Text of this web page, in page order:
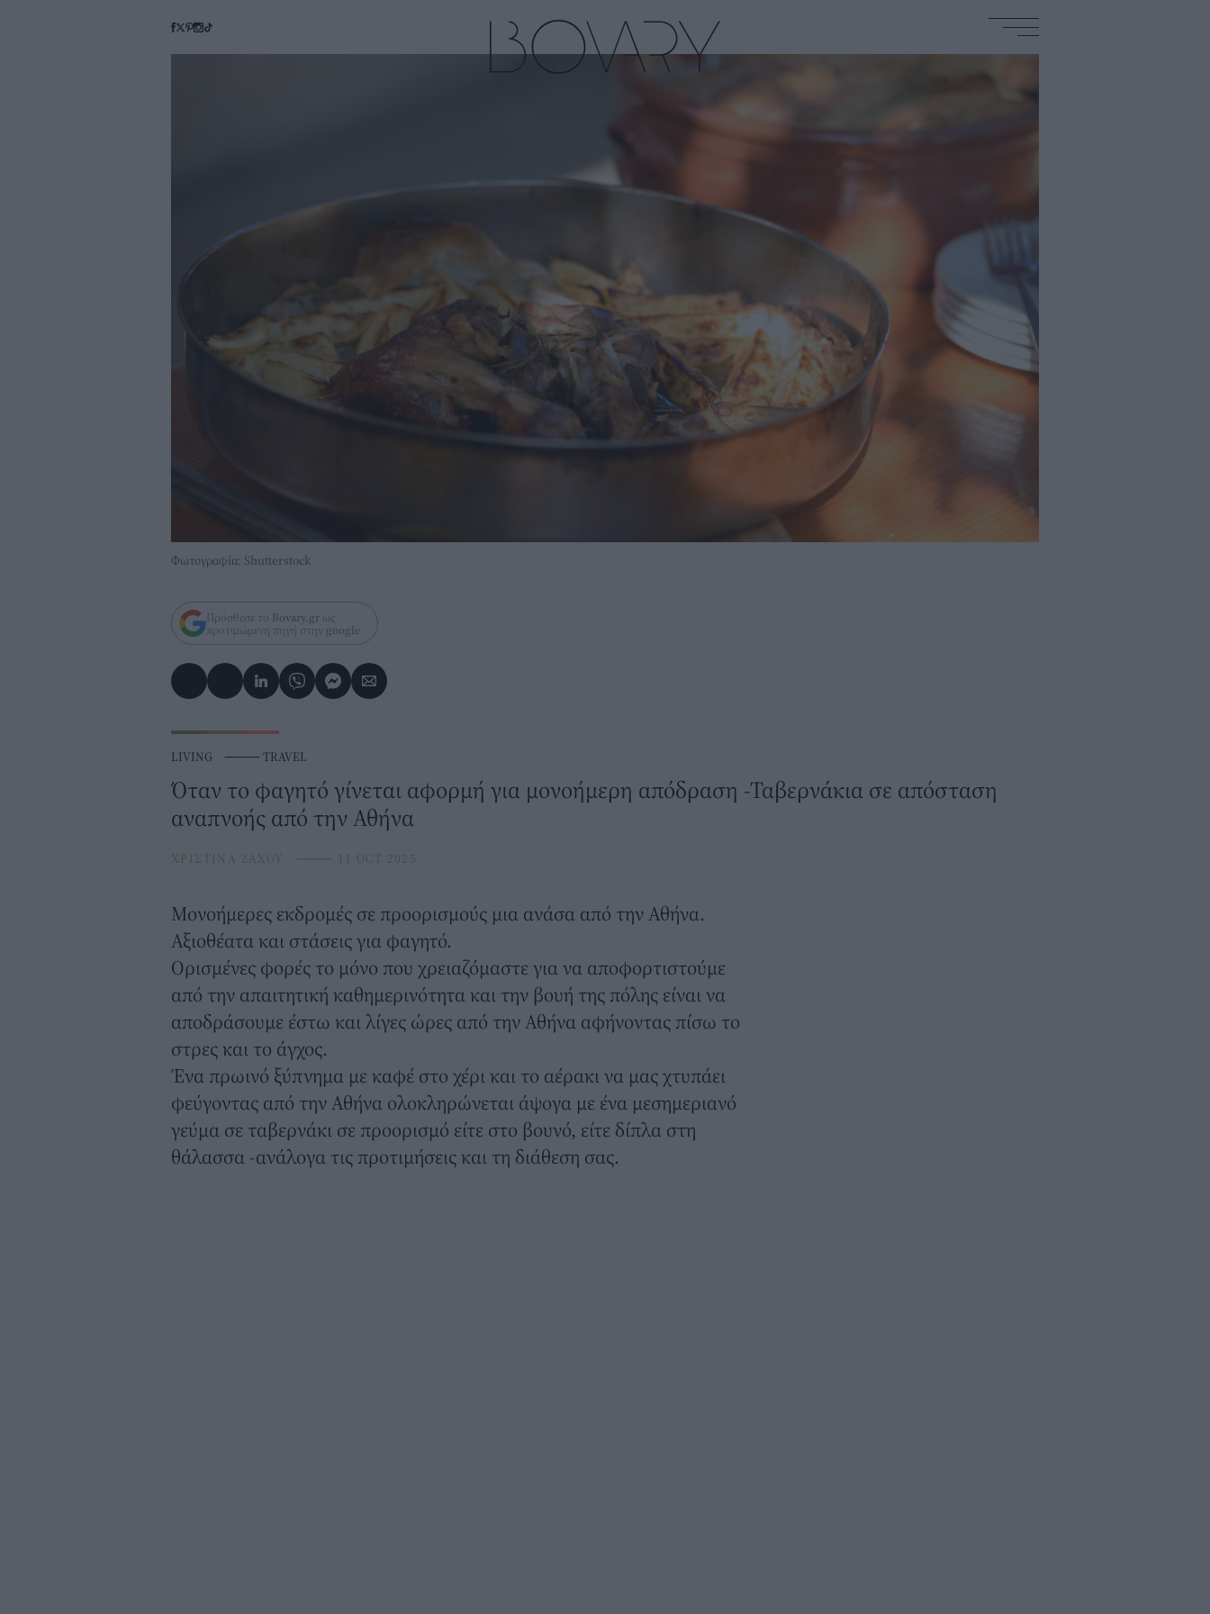
Φωτογραφία: Shutterstock
Πρόσθεσε το Bovary.gr ως
προτιμώμενη πηγή στην google
LIVING ⸻ TRAVEL
Όταν το φαγητό γίνεται αφορμή για μονοήμερη απόδραση -Ταβερνάκια σε απόσταση
αναπνοής από την Αθήνα
ΧΡΙΣΤΙΝΑ ΖΑΧΟΥ ⸻ 11 OCT 2025
Μονοήμερες εκδρομές σε προορισμούς μια ανάσα από την Αθήνα.
Αξιοθέατα και στάσεις για φαγητό.
Ορισμένες φορές το μόνο που χρειαζόμαστε για να αποφορτιστούμε
από την απαιτητική καθημερινότητα και την βουή της πόλης είναι να
αποδράσουμε έστω και λίγες ώρες από την Αθήνα αφήνοντας πίσω το
στρες και το άγχος.
Ένα πρωινό ξύπνημα με καφέ στο χέρι και το αέρακι να μας χτυπάει
φεύγοντας από την Αθήνα ολοκληρώνεται άψογα με ένα μεσημεριανό
γεύμα σε ταβερνάκι σε προορισμό είτε στο βουνό, είτε δίπλα στη
θάλασσα -ανάλογα τις προτιμήσεις και τη διάθεση σας.